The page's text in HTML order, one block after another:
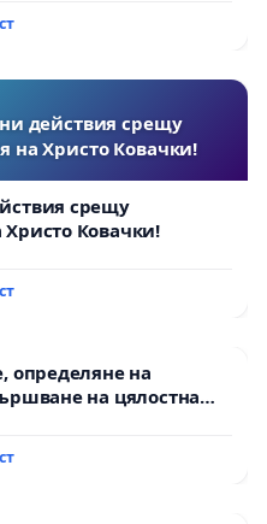
действия срещу
на Христо Ковачки!
срещу
Ковачки!
определяне на
на цялостна
път между